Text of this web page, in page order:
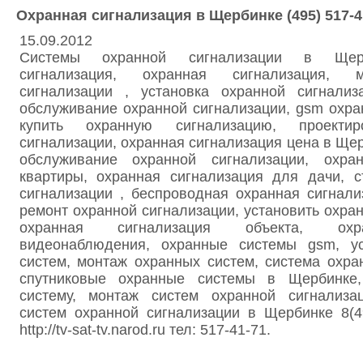
Охранная сигнализация в Щербинке (495) 517-
15.09.2012
Системы охранной сигнализации в
сигнализация, охранная сигнализация,
сигнализации , установка охранной
обслуживание охранной сигнализации, gsm
купить охранную сигнализацию,
сигнализации, охранная сигнализация цена в
обслуживание охранной сигнализации,
квартиры, охранная сигнализация для дачи,
сигнализации , беспроводная охранная
ремонт охранной сигнализации, установить
охранная сигнализация объекта,
видеонаблюдения, охранные системы gsm,
систем, монтаж охранных систем, система
спутниковые охранные системы в
систему, монтаж систем охранной
систем охранной сигнализации в Щербинке
http://tv-sat-tv.narod.ru тел: 517-41-71.